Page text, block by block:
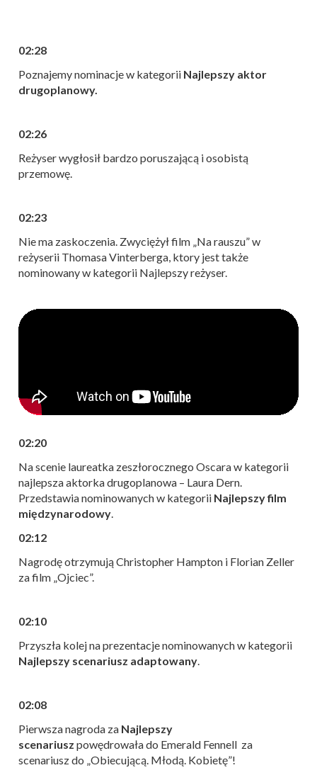
02:28
Poznajemy nominacje w kategorii Najlepszy aktor
drugoplanowy.
02:26
Reżyser wygłosił bardzo poruszającą i osobistą
przemowę.
02:23
Nie ma zaskoczenia. Zwyciężył film „Na rauszu” w
reżyserii Thomasa Vinterberga, ktory jest także
nominowany w kategorii Najlepszy reżyser.
02:20
Na scenie laureatka zeszłorocznego Oscara w kategorii
najlepsza aktorka drugoplanowa – Laura Dern.
Przedstawia nominowanych w kategorii Najlepszy film
międzynarodowy
02:12
Nagrodę otrzymują Christopher Hampton i Florian Zeller
za film „Ojciec”.
02:10
Przyszła kolej na prezentacje nominowanych w kategorii
Najlepszy scenariusz adaptowany
02:08
Pierwsza nagroda za Najlepszy
scenariusz powędrowała do Emerald Fennell za
scenariusz do „Obiecującą. Młodą. Kobietę”!